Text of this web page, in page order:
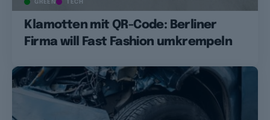
GREEN TECH
Klamotten mit QR-Code: Berliner
Firma will Fast Fashion umkrempeln